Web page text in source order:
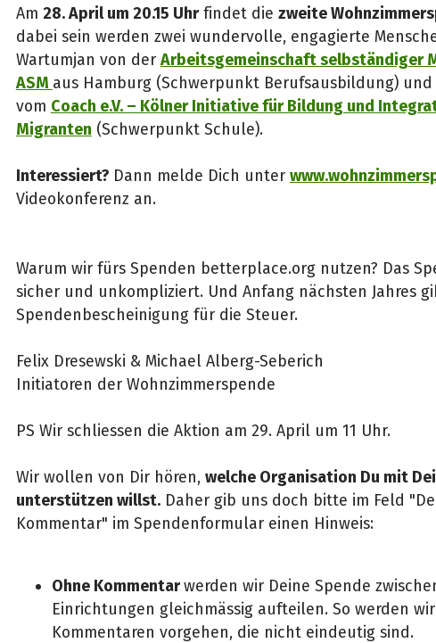
Am 28. April um 20.15 Uhrfindet die zweite
dabei sein werden zwei wundervolle, engagierte
Wartumjan von derArbeitsgemeinschaft selbständiger
ASM aus Hamburg (Schwerpunkt Berufsausbildung)
vom Coach e.V. – Kölner Initiative für Bildung und
Migranten (Schwerpunkt Schule).
Interessiert? Dann melde Dich unter
Videokonferenz an.
Warum wir fürs Spenden betterplace.org nutzen? Das
sicher und unkompliziert. Und Anfang nächsten Jahres
Spendenbescheinigung für die Steuer.
Felix Dresewski & Michael Alberg-Seberich
Initiatoren der Wohnzimmerspende
PS Wir schliessen die Aktion am 29. April um 11 Uhr.
Wir wollen von Dir hören, welche Organisation Du mit
unterstützen willst.Daher gib uns doch bitte im Feld
Kommentar" im Spendenformular einen Hinweis:
Ohne Kommentarwerden wir Deine Spende
Einrichtungen gleichmässig aufteilen. So werden
Kommentaren vorgehen, die nicht eindeutig sind.